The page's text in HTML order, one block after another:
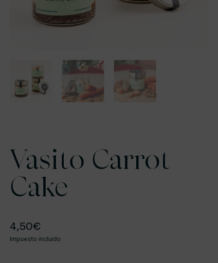
Vasito Carrot
Cake
4,50€
Impuesto incluido